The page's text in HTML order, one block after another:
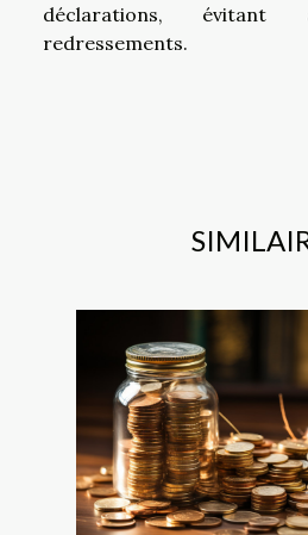
déclarations, évitant
redressements.